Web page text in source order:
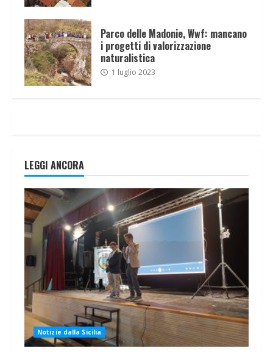
Parco delle Madonie, Wwf: mancano
i progetti di valorizzazione
naturalistica
1 luglio 2023
LEGGI ANCORA
Notizie dalla Sicilia